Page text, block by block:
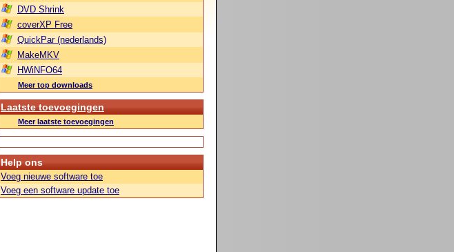
DVD Shrink
coverXP Free
QuickPar (nederlands)
MakeMKV
HWiNFO64
Meer top downloads
Laatste toevoegingen
Meer laatste toevoegingen
Help ons
Voeg nieuwe software toe
Voeg een software update toe